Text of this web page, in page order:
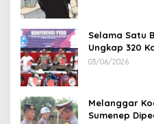
Selama Satu
Ungkap 320
100 Sepeda
03/06/2026
Melanggar
Sumenep